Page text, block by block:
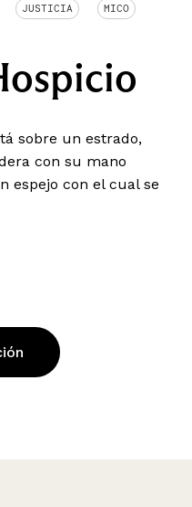
JUSTICIA MICO
sobre un estrado,
con su mano
espejo con el cual se